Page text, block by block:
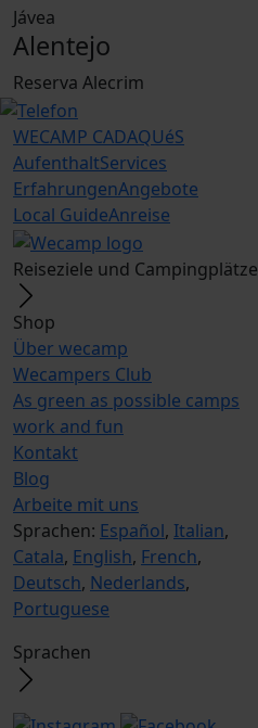
Jávea
Alentejo
Reserva Alecrim
WECAMP CADAQUéS
AufenthaltServices
ErfahrungenAngebote
Local GuideAnreise
Reiseziele und Campingplätze
Shop
Über wecamp
Wecampers Club
As green as possible camps
work and fun
Kontakt
Blog
Arbeite mit uns
Sprachen: Español, Italian,
Catala, English, French,
Deutsch, Nederlands,
Portuguese
Sprachen